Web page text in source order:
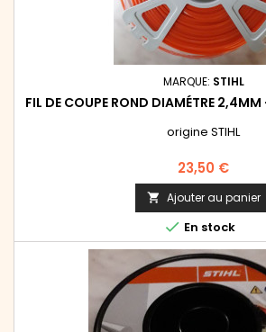
MARQUE: STIHL
FIL DE COUPE ROND DIAMÉTRE
origine STIHL
Prix
23,50 €
 Ajouter au panier
 En stock